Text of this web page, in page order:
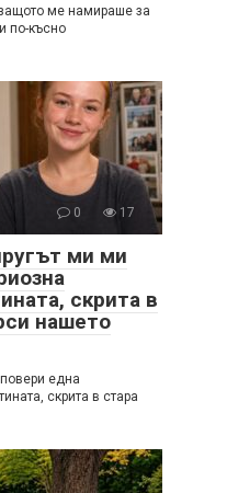
ме намираше за
по-късно
0 17
ми ми
скрита в
нашето
една
скрита в стара